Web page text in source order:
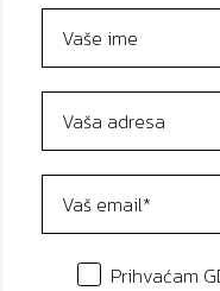
Prihvaćam